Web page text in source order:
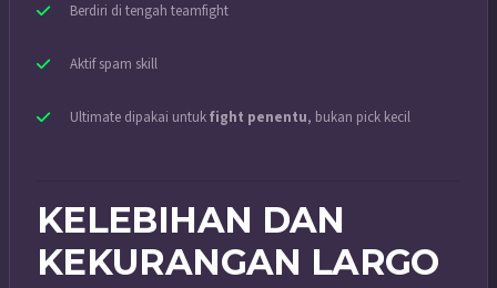
Berdiri di tengah teamfight
Aktif spam skill
Ultimate dipakai untukfight penentu, bukan pick kecil
KELEBIHAN DAN
KEKURANGAN LARGO